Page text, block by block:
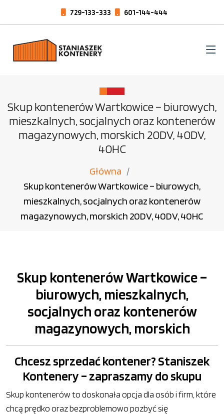
729-133-333 601-144-444
Skup kontenerów Wartkowice – biurowych,
mieszkalnych, socjalnych oraz kontenerów
magazynowych, morskich 20DV, 40DV,
40HC
Główna
Skup kontenerów Wartkowice – biurowych,
mieszkalnych, socjalnych oraz kontenerów
magazynowych, morskich 20DV, 40DV, 40HC
Skup kontenerów Wartkowice –
biurowych, mieszkalnych,
socjalnych oraz kontenerów
magazynowych, morskich
Chcesz sprzedać kontener? Staniszek
Kontenery – zapraszamy do skupu
Skup kontenerów to doskonała opcja dla osób i firm, które
chcą prędko oraz bezproblemowo pozbyć się